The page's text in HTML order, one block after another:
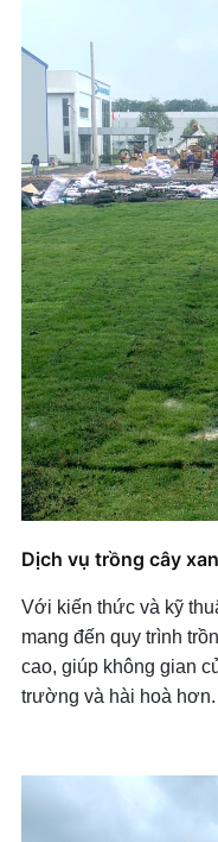
Dịch vụ trồng cây
Với kiến thức và kỹ
mang đến quy trình
cao, giúp không gian
trường và hài hoà hơn.